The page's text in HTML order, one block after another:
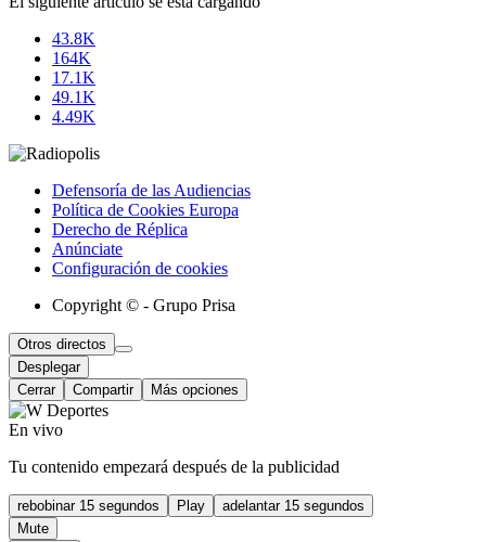
43.8K
164K
17.1K
49.1K
4.49K
Defensoría de las Audiencias
Política de Cookies Europa
Derecho de Réplica
Anúnciate
Configuración de cookies
Copyright © - Grupo Prisa
Otros directos
Desplegar
Cerrar
Compartir Más opciones
En vivo
Tu contenido empezará después de la publicidad
rebobinar 15 segundos Play
adelantar 15 segundos
Mute